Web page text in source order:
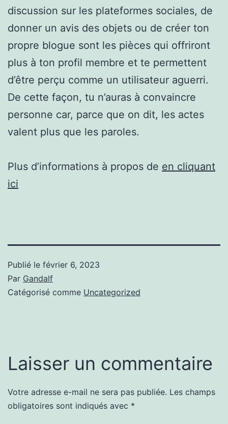
discussion sur les plateformes sociales, de
donner un avis des objets ou de créer ton
propre blogue sont les pièces qui offriront
plus à ton profil membre et te permettent
d’être perçu comme un utilisateur aguerri.
De cette façon, tu n’auras à convaincre
personne car, parce que on dit, les actes
valent plus que les paroles.
Plus d’informations à propos de en cliquant
ici
Publié le février 6, 2023
Par Gandalf
Catégorisé comme Uncategorized
Laisser un commentaire
Votre adresse e-mail ne sera pas publiée. Les champs
obligatoires sont indiqués avec *